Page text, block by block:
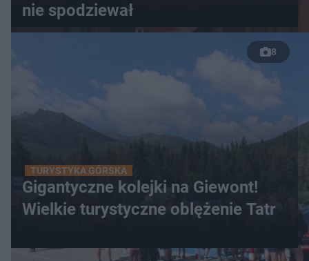
nie spodziewał
8
TURYSTYKA GÓRSKA
Gigantyczne kolejki na Giewont!
Wielkie turystyczne oblężenie Tatr